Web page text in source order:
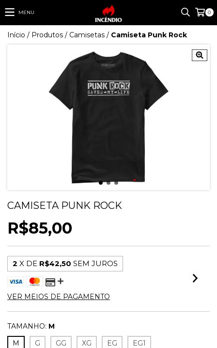
MENU 0
Início / Produtos / Camisetas / Camiseta Punk Rock
CAMISETA PUNK ROCK
R$85,00
2 X DE R$42,50 SEM JUROS
VER MEIOS DE PAGAMENTO
TAMANHO: M
M
G GG XG EG EG1